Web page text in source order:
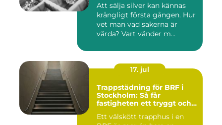
Att sälja silver kan kännas
krångligt första gången. Hur
vet man vad sakerna är
värda? Vart vänder m...
17. jul
Trappstädning för BRF i
Stockholm: Så får
fastigheten ett tryggt och
Ett välskött trapphus i en